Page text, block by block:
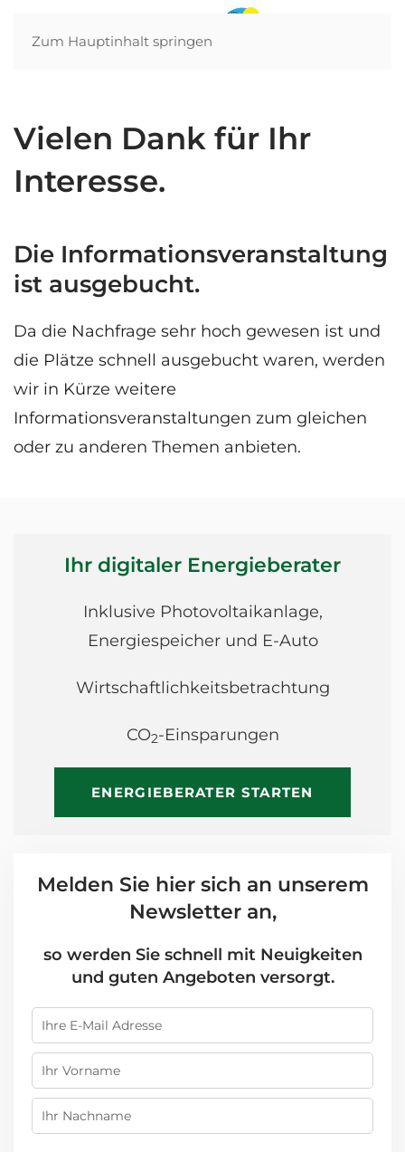
Zum Hauptinhalt springen
Vielen Dank für Ihr
Interesse.
Die Informationsveranstaltung
ist ausgebucht.
Da die Nachfrage sehr hoch gewesen ist und
die Plätze schnell ausgebucht waren, werden
wir in Kürze weitere
Informationsveranstaltungen zum gleichen
oder zu anderen Themen anbieten.
Ihr digitaler Energieberater
Inklusive Photovoltaikanlage,
Energiespeicher und E-Auto
Wirtschaftlichkeitsbetrachtung
CO2-Einsparungen
ENERGIEBERATER STARTEN
Melden Sie hier sich an unserem
Newsletter an,
so werden Sie schnell mit Neuigkeiten
und guten Angeboten versorgt.